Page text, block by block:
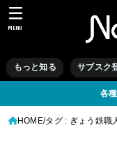
もっと知る サブスク
MENU
各
HOME タグ : ぎょう鉄職